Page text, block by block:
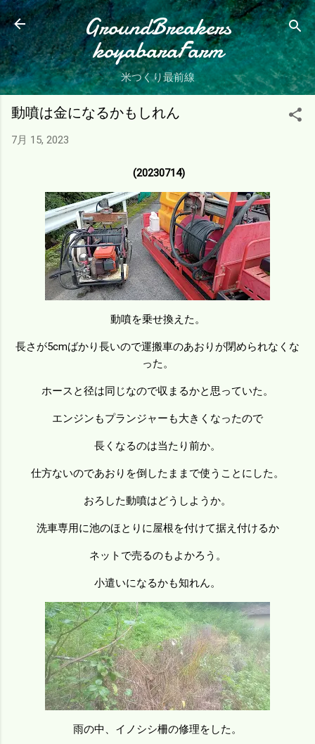
スキップしてメイン コンテンツに移動
GroundBreakers
koyabaraFarm
米つくり最前線
動噴は金になるかもしれん
7月 15, 2023
(20230714)
動噴を乗せ換えた。
長さが5cmばかり長いので運搬車のあおりが閉められなくな
った。
ホースと径は同じなので収まるかと思っていた。
エンジンもプランジャーも大きくなったので
長くなるのは当たり前か。
仕方ないのであおりを倒したままで使うことにした。
おろした動噴はどうしようか。
洗車専用に池のほとりに屋根を付けて据え付けるか
ネットで売るのもよかろう。
小遣いになるかも知れん。
雨の中、イノシシ柵の修理をした。